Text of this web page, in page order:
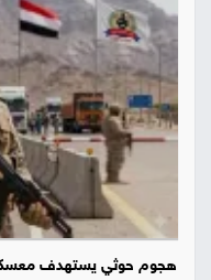
هجوم حوثي يستهدف معسكر